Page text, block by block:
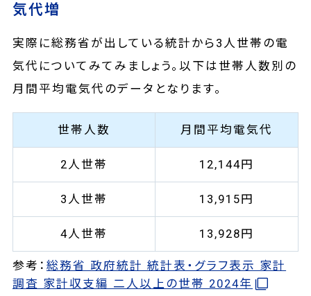
気代増
実際に総務省が出している統計から3人世帯の電
気代についてみてみましょう。以下は世帯人数別の
月間平均電気代のデータとなります。
世帯人数 月間平均電気代
2人世帯 12,144円
3人世帯 13,915円
4人世帯 13,928円
参考： 総務省 政府統計 統計表・グラフ表示 家計
調査 家計収支編 二人以上の世帯 2024年